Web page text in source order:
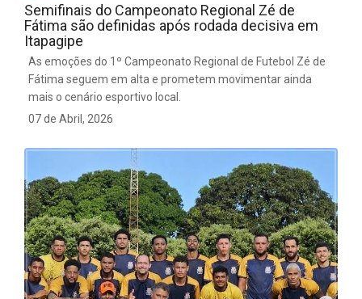
Semifinais do Campeonato Regional Zé de
Fátima são definidas após rodada decisiva em
Itapagipe
As emoções do 1º Campeonato Regional de Futebol Zé de
Fátima seguem em alta e prometem movimentar ainda
mais o cenário esportivo local.
07 de Abril, 2026